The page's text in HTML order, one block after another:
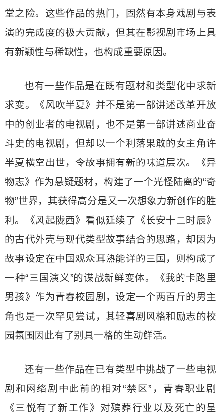
堂之险。这些作品的热门，固然有本身戏剧与表
演的完成度的极大贡献，但其在影视剧市场上具
有新颖性与稀缺性，也构成重要原因。
也有一些作品是在既有题材和类型化中求新
求变。《风吹半夏》并不是第一部讲述改革开放
中的创业者的电视剧，也不是第一部讲述商业奋
斗史的电视剧，但却以一个利落果敢的女主角许
半夏横空出世，令故事拥有新的味道层次。《异
物志》作为悬疑题材，构建了一个光怪陆离的“奇
物”世界，其获得高分是又一次想象力新创作的胜
利。《风起陇西》看似延续了《长安十二时辰》
的古代外壳与现代类型故事结合的思路，却因为
故事设定在中国观众耳熟能详的三国，则构成了
一种“三国演义”的谍战新鲜变体。《我的卡路里
男孩》作为青春校园剧，设定一个两百斤的男主
角也是一次罕见尝试，其轻喜剧风格和励志的校
园氛围因此有了别具一格的生动鲜活。
还有一些作品在已有类型中挑战了一些电视
剧和网络剧中此前的相对“禁区”，青春职业剧
《三悦有了新工作》对殡葬行业以及死亡的呈